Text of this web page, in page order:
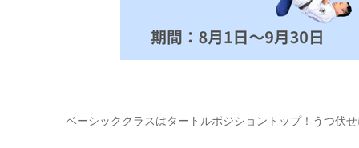
ベーシッククラスはタートルポジショントップ！うつ伏